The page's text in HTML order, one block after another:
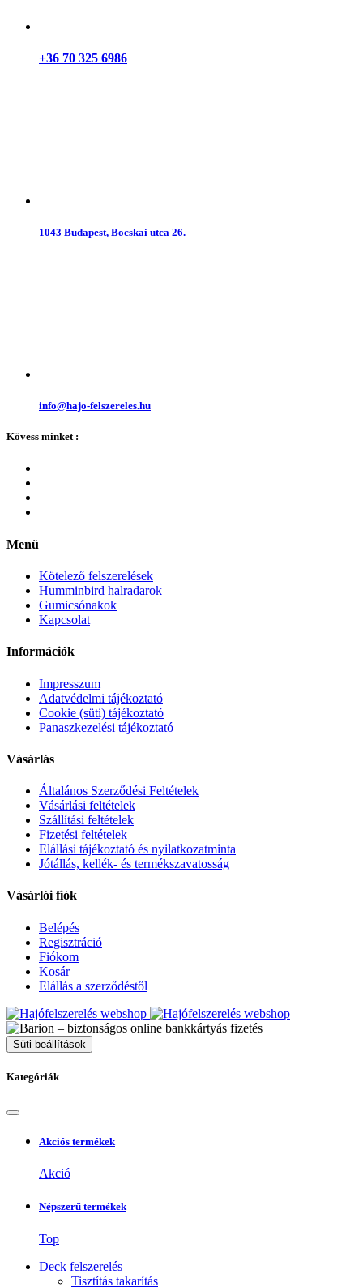
+36 70 325 6986
1043 Budapest, Bocskai utca 26.
info@hajo-felszereles.hu
Kövess minket :
Menü
Kötelező felszerelések
Humminbird halradarok
Gumicsónakok
Kapcsolat
Információk
Impresszum
Adatvédelmi tájékoztató
Cookie (süti) tájékoztató
Panaszkezelési tájékoztató
Vásárlás
Általános Szerződési Feltételek
Vásárlási feltételek
Szállítási feltételek
Fizetési feltételek
Elállási tájékoztató és nyilatkozatminta
Jótállás, kellék- és termékszavatosság
Vásárlói fiók
Belépés
Regisztráció
Fiókom
Kosár
Elállás a szerződéstől
Süti beállítások
Kategóriák
Akciós termékek
Akció
Népszerű termékek
Top
Deck felszerelés
Tisztítás takarítás